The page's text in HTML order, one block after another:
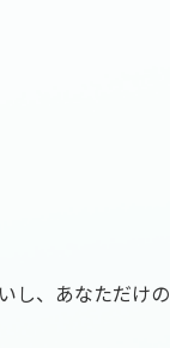
し、あなただけ